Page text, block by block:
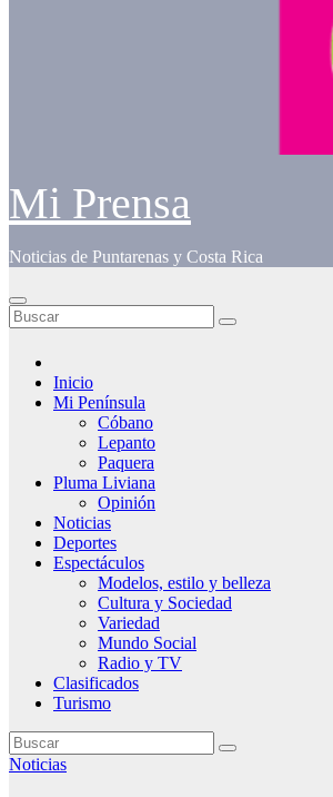
Mi Prensa
Noticias de Puntarenas y Costa Rica
Inicio
Mi Península
Cóbano
Lepanto
Paquera
Pluma Liviana
Opinión
Noticias
Deportes
Espectáculos
Modelos, estilo y belleza
Cultura y Sociedad
Variedad
Mundo Social
Radio y TV
Clasificados
Turismo
Noticias